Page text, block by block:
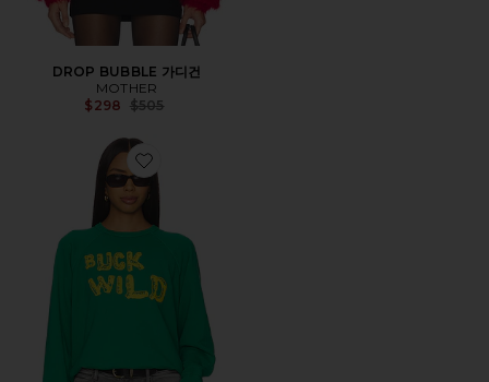
DROP BUBBLE 가디건
MOTHER
$298 Previous price:
$505
Favorite THE BIGGIE CONCERT 크루넥